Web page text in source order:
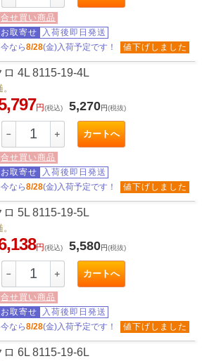
合せ買い商品
お取寄せ
入荷後即日発送
今なら8/28(金)入荷予定です！ 値下げしました
4L 8115-19-4L
円(税込) 5,270円(税抜)
－ ＋ カートへ
合せ買い商品
お取寄せ
入荷後即日発送
今なら8/28(金)入荷予定です！ 値下げしました
5L 8115-19-5L
円(税込) 5,580円(税抜)
－ ＋ カートへ
合せ買い商品
お取寄せ
入荷後即日発送
今なら8/28(金)入荷予定です！ 値下げしました
6L 8115-19-6L